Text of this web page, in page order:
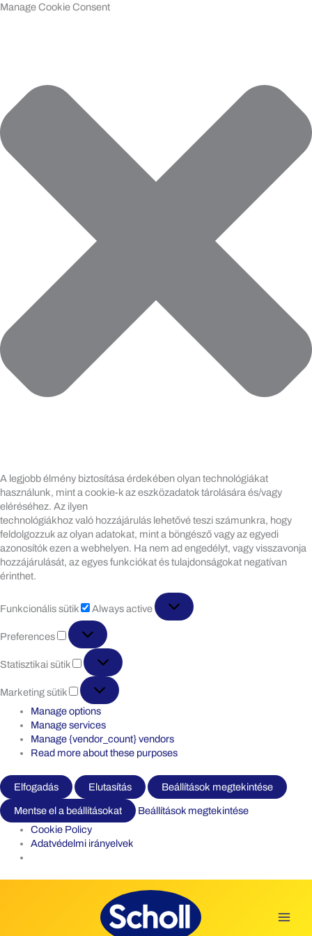
Manage Cookie Consent
A legjobb élmény biztosítása érdekében olyan technológiákat
használunk, mint a cookie-k az eszközadatok tárolására és/vagy
eléréséhez. Az ilyen
technológiákhoz való hozzájárulás lehetővé teszi számunkra, hogy
feldolgozzuk az olyan adatokat, mint a böngésző vagy az egyedi
azonosítók ezen a webhelyen. Ha nem ad engedélyt, vagy visszavonja
hozzájárulását, az egyes funkciókat és tulajdonságokat negatívan
érinthet.
Funkcionális sütik
sütik
Always active
Preferences
Preferences
Statisztikai sütik
Statisztikai
sütik
Marketing sütik
Marketing
sütik
Manage options
Manage services
Manage {vendor_count} vendors
Read more about these purposes
Elfogadás Elutasítás Beállítások megtekintése
Mentse el a beállításokat
Beállítások megtekintése
Cookie Policy
Adatvédelmi irányelvek